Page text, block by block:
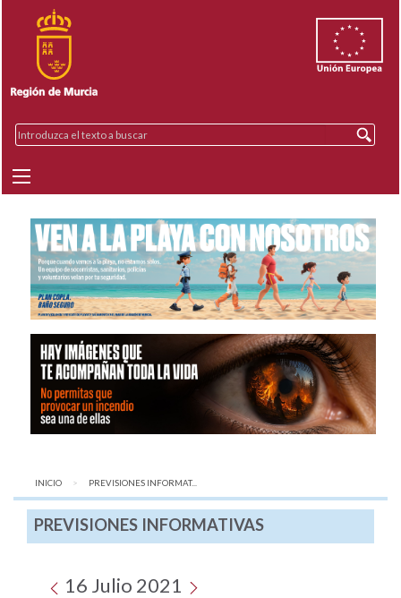
INICIO AQUÍ:
PREVISIONES INFORMAT...
PREVISIONES INFORMATIVAS
16 Julio 2021